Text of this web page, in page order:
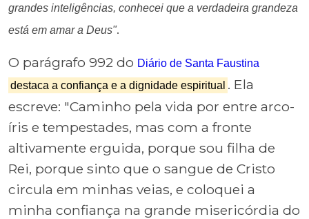
grandes inteligências, conhecei que a verdadeira grandeza
está em amar a Deus".
O parágrafo 992 do Diário de Santa Faustina
destaca a confiança e a dignidade espiritual . Ela
escreve: "Caminho pela vida por entre arco-
íris e tempestades, mas com a fronte
altivamente erguida, porque sou filha de
Rei, porque sinto que o sangue de Cristo
circula em minhas veias, e coloquei a
minha confiança na grande misericórdia do